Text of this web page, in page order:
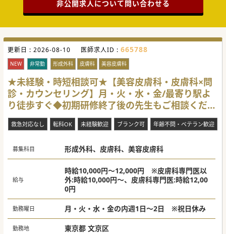
非公開求人について問い合わせる
更新日 : 2026-08-10 医師求人ID : 665788
NEW 非常勤 形成外科 皮膚科 美容皮膚科
★未経験・時短相談可★【美容皮膚科・皮膚科×問
診・カウンセリング】月・火・水・金/最寄り駅よ
り徒歩すぐ◆初期研修終了後の先生もご相談くださ
い！[文京区]
救急対応なし 転科OK 未経験歓迎 ブランク可 年齢不問・ベテラン歓迎
募集科目 形成外科、皮膚科、美容皮膚科
給与
時給10,000円～12,000円 ※皮膚科専門医以
外:時給10,000円～、皮膚科専門医:時給12,00
0円
勤務曜日 月・火・水・金の内週1日～2日 ※祝日休み
勤務地 東京都 文京区